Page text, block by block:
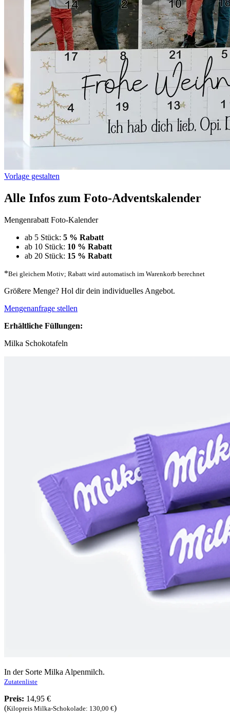
Vorlage gestalten
Alle Infos zum Foto-Adventskalender
Mengenrabatt Foto-Kalender
ab 5 Stück: 5 % Rabatt
ab 10 Stück: 10 % Rabatt
ab 20 Stück: 15 % Rabatt
*Bei gleichem Motiv; Rabatt wird automatisch im Warenkorb berechnet
Größere Menge? Hol dir dein individuelles Angebot.
Mengenanfrage stellen
Erhältliche Füllungen:
Milka Schokotafeln
In der Sorte Milka Alpenmilch.
Zutatenliste
Preis: 14,95 €
(Kilopreis Milka-Schokolade: 130,00 €)